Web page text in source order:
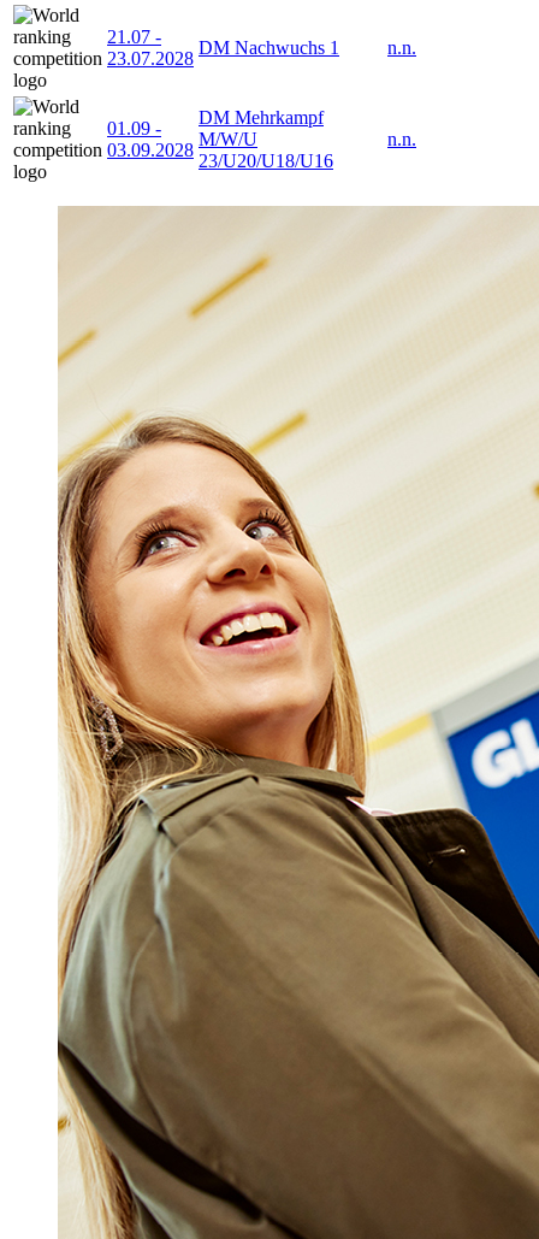
21.07 -
23.07.2028
DM Nachwuchs 1 n.n.
01.09 -
03.09.2028
DM Mehrkampf
M/W/U
23/U20/U18/U16
n.n.